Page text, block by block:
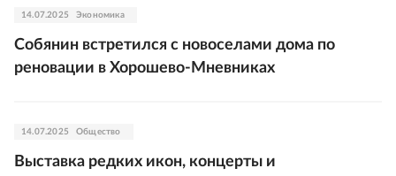
14.07.2025 Экономика
Собянин встретился с новоселами дома по
реновации в Хорошево-Мневниках
14.07.2025 Общество
Выставка редких икон, концерты и